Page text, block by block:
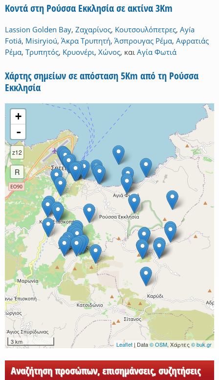
Κοντά στη Ρούσσα Εκκλησία σε ακτίνα 3Km
Lassion Golden Bay, Ζαχαρίνος, Κουτσουλόπετρες, Ayía
Fotiá, Misiryioú, Άκρα Τρυπητή, Άσπρουγας Ρέμα, Αφρατιάς
Ρέμα, Τρυπητός, Κρυονέρι, Χώνος, και Αγία Φωτιά
Χάρτης σημείων σε απόσταση 5Km από τη Ρούσσα
Εκκλησία
+
-
z12
R
3 km Leaflet | Data© OSM, Χάρτες © buk.gr
Αναζήτηση προσώπων, επισημάνσεις, συζητήσεις